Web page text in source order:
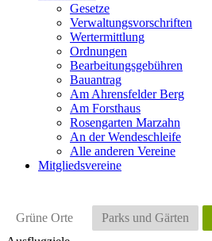
Gesetze
Verwaltungsvorschriften
Wertermittlung
Ordnungen
Bearbeitungsgebühren
Bauantrag
Am Ahrensfelder Berg
Am Forsthaus
Rosengarten Marzahn
An der Wendeschleife
Alle anderen Vereine
Mitgliedsvereine
Grüne Orte Parks und Gärten